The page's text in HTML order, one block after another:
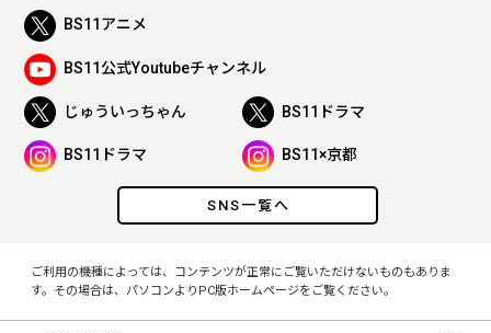
SNS一覧へ
BS11アニメ
BS11公式Youtubeチャンネル
じゅういっちゃん BS11ドラマ
BS11ドラマ BS11×京都
ご利用の機種によっては、コンテンツが正常にご覧いただけないものもありま
す。その場合は、パソコンよりPC版ホームページをご覧ください。